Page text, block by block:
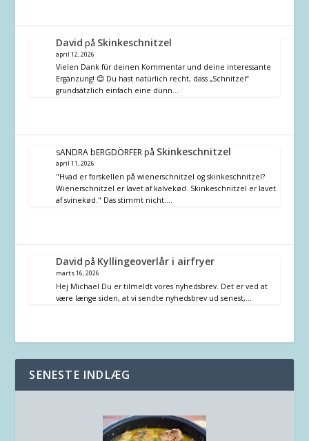
David på Skinkeschnitzel
april 12, 2026
Vielen Dank für deinen Kommentar und deine interessante
Ergänzung! 😊 Du hast natürlich recht, dass „Schnitzel“
grundsätzlich einfach eine dünn…
sANDRA bERGDÖRFERpå Skinkeschnitzel
april 11, 2026
"Hvad er forskellen på wienerschnitzel og skinkeschnitzel?
Wienerschnitzel er lavet af kalvekød. Skinkeschnitzel er lavet
af svinekød." Das stimmt nicht.…
David på Kyllingeoverlår i airfryer
marts 16, 2026
Hej Michael Du er tilmeldt vores nyhedsbrev. Det er ved at
være længe siden, at vi sendte nyhedsbrev ud senest,…
SENESTE INDLÆG